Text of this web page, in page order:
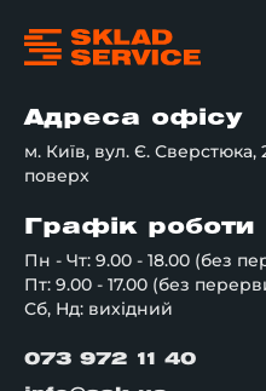
Адреса офісу
м. Київ, вул. Є.
поверх
Графік роботи
Пн - Чт: 9.00 - 18.00 (без
Пт: 9.00 - 17.00 (без
Сб, Нд: вихідний
073 972 11 40